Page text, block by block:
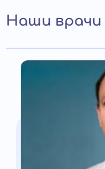
Наши врачи